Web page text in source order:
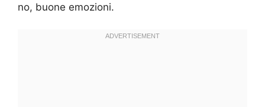
no, buone emozioni.